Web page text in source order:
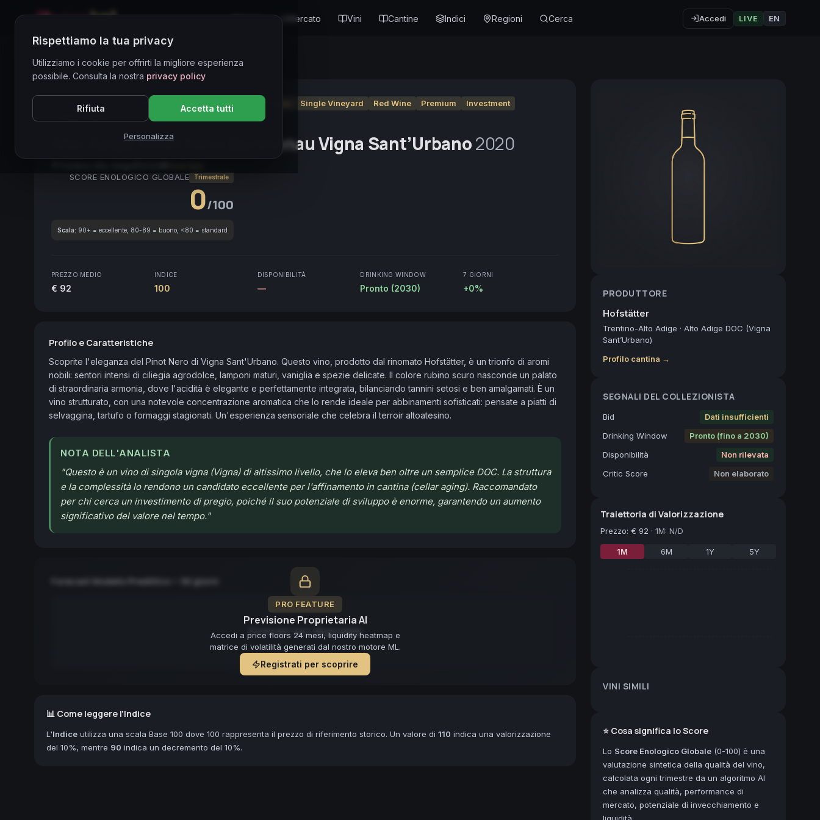
Mercato Vini Cantine Indici Regioni Cerca Accedi LIVE EN
Directory Vini
CORE ASSET ● STABLE Pinot Noir Alto Adige Single Vineyard Red Wine Premium
Investment
Alto Adige Pinot Nero Barthenau Vigna Sant’Urbano2020
SCORE ENOLOGICO GLOBALE
Trimestrale
0/100
Scala: 90+ = eccellente, 80-89 = buono, <80 = standard
PREZZO MEDIO
€ 92
INDICE
100
DISPONIBILITÀ
—
DRINKING WINDOW
Pronto (2030)
7 GIORNI
+0%
Profilo e Caratteristiche
Scoprite l'eleganza del Pinot Nero di Vigna Sant'Urbano. Questo vino, prodotto dal rinomato Hofstätter, è un trionfo di aromi
nobili: sentori intensi di ciliegia agrodolce, lamponi maturi, vaniglia e spezie delicate. Il colore rubino scuro nasconde un palato
di straordinaria armonia, dove l'acidità è elegante e perfettamente integrata, bilanciando tannini setosi e ben amalgamati. È un
vino strutturato, con una notevole concentrazione aromatica che lo rende ideale per abbinamenti sofisticati: pensate a piatti di
selvaggina, tartufo o formaggi stagionati. Un'esperienza sensoriale che celebra il terroir altoatesino.
NOTA DELL'ANALISTA
"Questo è un vino di singola vigna (Vigna) di altissimo livello, che lo eleva ben oltre un semplice DOC. La struttura
e la complessità lo rendono un candidato eccellente per l'affinamento in cantina (cellar aging). Raccomandato
per chi cerca un investimento di pregio, poiché il suo potenziale di sviluppo è enorme, garantendo un aumento
significativo del valore nel tempo."
PRO FEATURE
Previsione Proprietaria AI
Accedi a price floors 24 mesi, liquidity heatmap e
matrice di volatilità generati dal nostro motore ML.
Registrati per scoprire
Forecast Modello Predittivo — 90 giorni
Forecast non disponibile
📊 Come leggere l'Indice
L'Indice utilizza una scala Base 100 dove 100 rappresenta il prezzo di riferimento storico. Un valore di 110 indica una valorizzazione
del 10%, mentre 90 indica un decremento del 10%.
PRODUTTORE
Hofstätter
Trentino-Alto Adige · Alto Adige DOC (Vigna
Sant’Urbano)
Profilo cantina →
SEGNALI DEL COLLEZIONISTA
Bid
Dati insufficienti
Drinking Window
Pronto (fino a 2030)
Disponibilità
Non rilevata
Critic Score
Non elaborato
Traiettoria di Valorizzazione
Prezzo: € 92 · 1M: N/D
1M 6M 1Y 5Y
VINI SIMILI
⭐ Cosa significa lo Score
Lo Score Enologico Globale (0-100) è una
valutazione sintetica della qualità del vino,
calcolata ogni trimestre da un algoritmo AI
che analizza qualità, performance di
mercato, potenziale di invecchiamento e
liquidità.
Rispettiamo la tua privacy
Utilizziamo i cookie per offrirti la migliore esperienza
possibile. Consulta la nostra privacy policy
Rifiuta Accetta tutti
Personalizza